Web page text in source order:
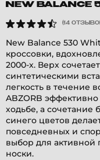
NEW BALANCE
(14
New Balance 530
кроссовки,
2000-х. Верх
синтетическими
легкость в течение
ABZORB
ходьбе, а сочетание
синего цветов
повседневных и
выбор для
носки.